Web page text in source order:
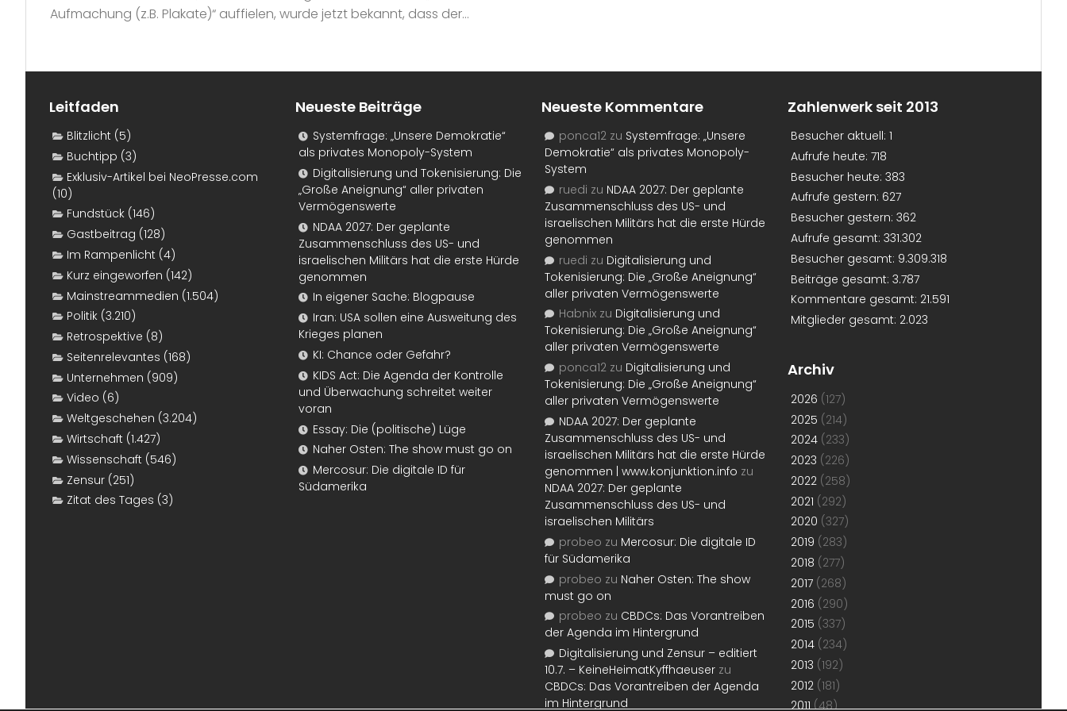
Aufmachung (z.B. Plakate)“ auffielen, wurde jetzt bekannt, dass der...
Leitfaden
Blitzlicht (5)
Buchtipp (3)
Exklusiv-Artikel bei NeoPresse.com
(10)
Fundstück (146)
Gastbeitrag (128)
Im Rampenlicht (4)
Kurz eingeworfen (142)
Mainstreammedien (1.504)
Politik (3.210)
Retrospektive (8)
Seitenrelevantes (168)
Unternehmen (909)
Video (6)
Weltgeschehen (3.204)
Wirtschaft (1.427)
Wissenschaft (546)
Zensur (251)
Zitat des Tages (3)
Neueste Beiträge
Systemfrage: „Unsere Demokratie“
als privates Monopoly-System
Digitalisierung und Tokenisierung: Die
„Große Aneignung“ aller privaten
Vermögenswerte
NDAA 2027: Der geplante
Zusammenschluss des US- und
israelischen Militärs hat die erste Hürde
genommen
In eigener Sache: Blogpause
Iran: USA sollen eine Ausweitung des
Krieges planen
KI: Chance oder Gefahr?
KIDS Act: Die Agenda der Kontrolle
und Überwachung schreitet weiter
voran
Essay: Die (politische) Lüge
Naher Osten: The show must go on
Mercosur: Die digitale ID für
Südamerika
Neueste Kommentare
ponca12 zu Systemfrage: „Unsere
Demokratie“ als privates Monopoly-
System
ruedi zu NDAA 2027: Der geplante
Zusammenschluss des US- und
israelischen Militärs hat die erste Hürde
genommen
ruedi zu Digitalisierung und
Tokenisierung: Die „Große Aneignung“
aller privaten Vermögenswerte
Habnix zu Digitalisierung und
Tokenisierung: Die „Große Aneignung“
aller privaten Vermögenswerte
ponca12 zu Digitalisierung und
Tokenisierung: Die „Große Aneignung“
aller privaten Vermögenswerte
NDAA 2027: Der geplante
Zusammenschluss des US- und
israelischen Militärs hat die erste Hürde
genommen | www.konjunktion.info zu
NDAA 2027: Der geplante
Zusammenschluss des US- und
israelischen Militärs
probeo zu Mercosur: Die digitale ID
für Südamerika
probeo zu Naher Osten: The show
must go on
probeo zu CBDCs: Das Vorantreiben
der Agenda im Hintergrund
Digitalisierung und Zensur – editiert
10.7. – KeineHeimatKyffhaeuser zu
CBDCs: Das Vorantreiben der Agenda
im Hintergrund
Zahlenwerk seit 2013
Besucher aktuell: 1
Aufrufe heute: 718
Besucher heute: 383
Aufrufe gestern: 627
Besucher gestern: 362
Aufrufe gesamt: 331.302
Besucher gesamt: 9.309.318
Beiträge gesamt: 3.787
Kommentare gesamt: 21.591
Mitglieder gesamt: 2.023
Archiv
2026 (127)
2025 (214)
2024 (233)
2023 (226)
2022 (258)
2021 (292)
2020 (327)
2019 (283)
2018 (277)
2017 (268)
2016 (290)
2015 (337)
2014 (234)
2013 (192)
2012 (181)
2011(48)